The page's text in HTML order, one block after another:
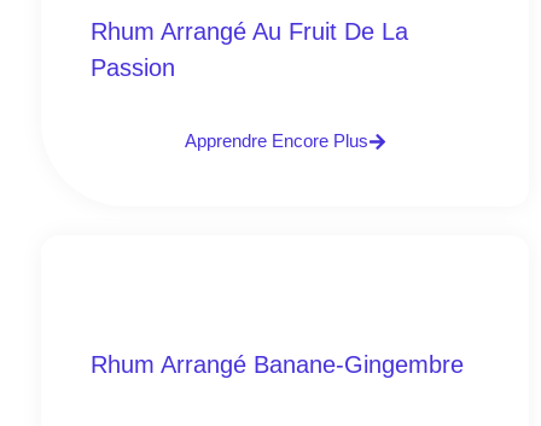
Rhum Arrangé Au Fruit De La
Passion
Apprendre Encore Plus
Rhum Arrangé Banane-Gingembre